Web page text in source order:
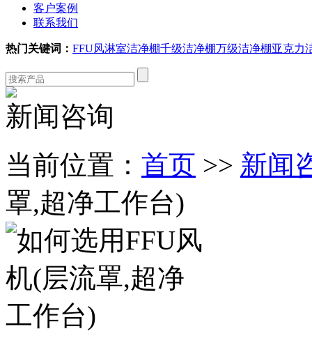
客户案例
联系我们
热门关键词： FFU风淋室洁净棚千级洁净棚万级洁净棚亚克力
新闻咨询
当前位置： 首页 >> 新闻
罩,超净工作台)